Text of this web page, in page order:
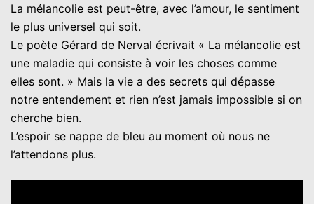
La mélancolie est peut-être, avec l’amour, le sentiment
le plus universel qui soit.
Le poète Gérard de Nerval écrivait « La mélancolie est
une maladie qui consiste à voir les choses comme
elles sont. » Mais la vie a des secrets qui dépasse
notre entendement et rien n’est jamais impossible si on
cherche bien.
L’espoir se nappe de bleu au moment où nous ne
l’attendons plus.